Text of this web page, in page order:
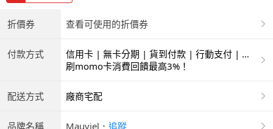
折價券 查看可使用的折價券
付款方式
信用卡 | 無卡分期 | 貨到付款 | 行動支付 | 銀
聯卡
刷momo卡消費回饋最高3%！
配送方式 廠商宅配
品牌名稱 Mauviel ． 追蹤